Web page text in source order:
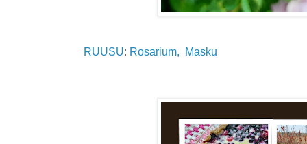
RUUSU: Rosarium, Masku